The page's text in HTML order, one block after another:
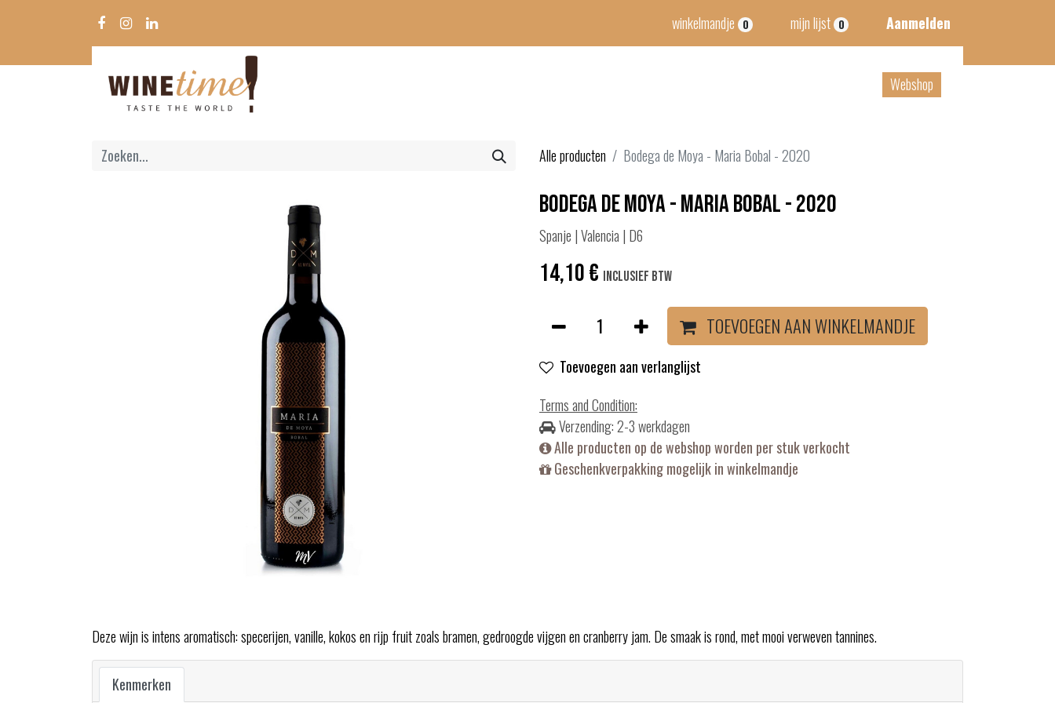
winkelmandje 0 mijn lijst 0 Aanmelden
Webshop
Alle producten Bodega de Moya - Maria Bobal - 2020
Bodega de Moya - Maria Bobal - 2020
Spanje | Valencia | D6
14,10€ Inclusief btw
TOEVOEGEN AAN WINKELMANDJE
Toevoegen aan verlanglijst
Terms and Condition:
Verzending: 2-3 werkdagen
Alle producten op de webshop worden per stuk verkocht
Geschenkverpakking mogelijk in winkelmandje
Deze wijn is intens aromatisch: specerijen, vanille, kokos en rijp fruit zoals bramen, gedroogde vijgen en cranberry jam. De smaak is rond, met mooi verweven tannines.
Kenmerken